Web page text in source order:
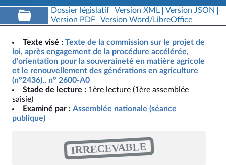
Dossier législatif Version XML
Version JSON
Version PDF
Version Word/LibreOffice
Texte visé : Texte de la commission sur le projet de
loi, après engagement de la procédure accélérée,
d'orientation pour la souveraineté en matière agricole
et le renouvellement des générations en agriculture
(n°2436)., n° 2600-A0
Stade de lecture : 1ère lecture (1ère assemblée
saisie)
Examiné par : Assemblée nationale (séance
publique)
IRRECEVABLE